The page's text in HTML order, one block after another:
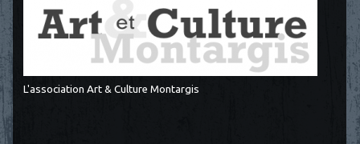
L'association Art & Culture Montargis